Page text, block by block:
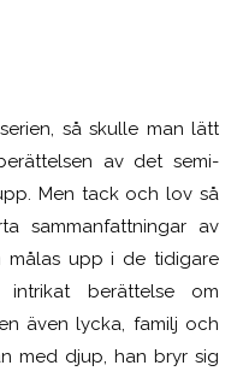
så skulle man lätt
av det semi-
Men tack och lov så
sammanfattningar av
målas upp i de tidigare
berättelse om
även lycka, familj och
med djup, han bryr sig